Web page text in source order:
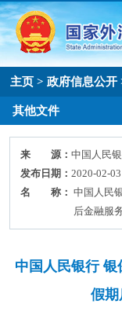
主页 >政府信息公开
其他文件
来 源：中国人民
发布日期：2020-02-03
名 称： 中国人民
后金融服
中国人民银行
假期